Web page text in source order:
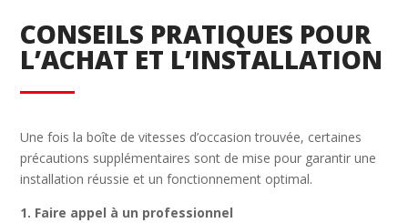
CONSEILS PRATIQUES POUR
L’ACHAT ET L’INSTALLATION
Une fois la boîte de vitesses d’occasion trouvée, certaines
précautions supplémentaires sont de mise pour garantir une
installation réussie et un fonctionnement optimal.
1. Faire appel à un professionnel